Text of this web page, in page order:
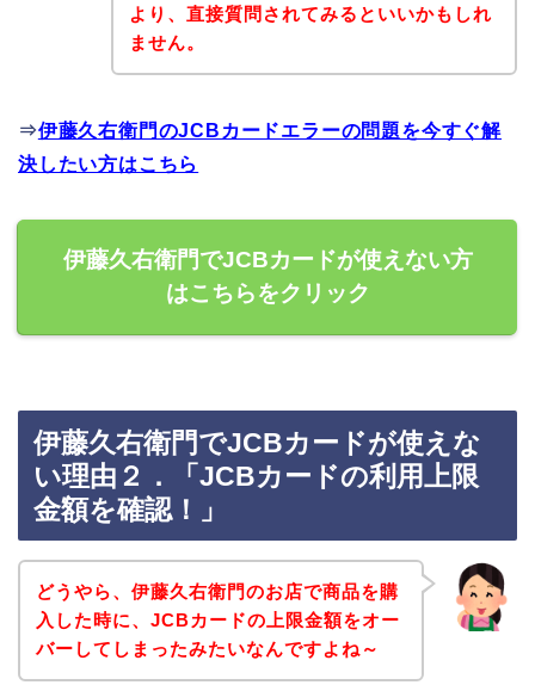
より、直接質問されてみるといいかもしれ
ません。
⇒伊藤久右衛門のJCBカードエラーの問題を今すぐ解
決したい方はこちら
伊藤久右衛門でJCBカードが使えない方
はこちらをクリック
伊藤久右衛門でJCBカードが使えな
い理由２．「JCBカードの利用上限
金額を確認！」
どうやら、伊藤久右衛門のお店で商品を購
入した時に、JCBカードの上限金額をオー
バーしてしまったみたいなんですよね～